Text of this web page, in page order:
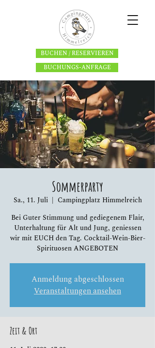
BUCHEN / RESERVIEREN
BUCHUNGS-ANFRAGE
Sommerparty
Sa., 11. Juli
  |
Campingplatz Himmelreich
Bei Guter Stimmung und gediegenem Flair,
Unterhaltung für Alt und Jung, geniessen
wir mit EUCH den Tag. Cocktail-Wein-Bier-
Spirituosen ANGEBOTEN
Anmeldung abgeschlossen
Veranstaltungen ansehen
Zeit & Ort